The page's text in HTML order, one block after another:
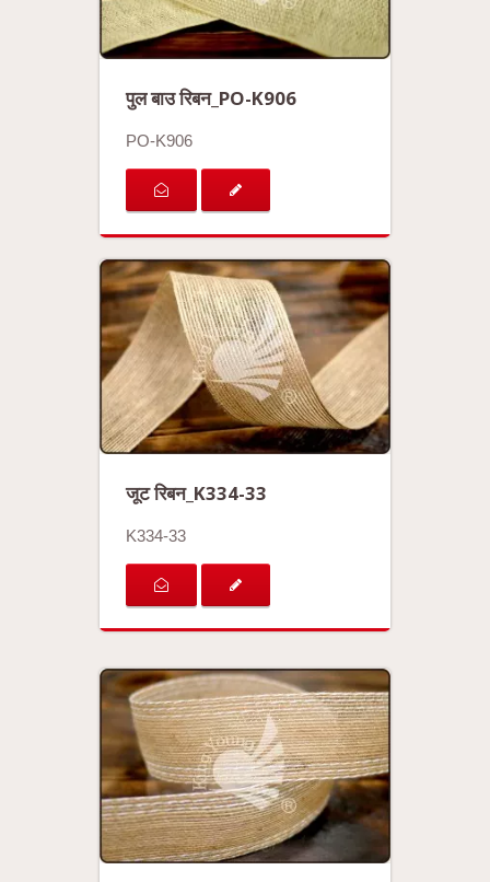
पुल बाउ रिबन_PO-K906
PO-K906
जूट रिबन_K334-33
K334-33